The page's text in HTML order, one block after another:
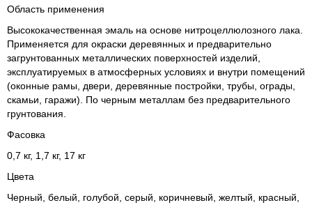
Область применения
Высококачественная эмаль на основе нитроцеллюлозного лака.
Применяется для окраски деревянных и предварительно
загрунтованных металлических поверхностей изделий,
эксплуатируемых в атмосферных условиях и внутри помещений
(оконные рамы, двери, деревянные постройки, трубы, ограды,
скамьи, гаражи). По черным металлам без предварительного
грунтования.
Фасовка
0,7 кг, 1,7 кг, 17 кг
Цвета
Черный, белый, голубой, серый, коричневый, желтый, красный,